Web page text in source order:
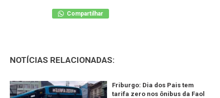
Compartilhar
NOTÍCIAS RELACIONADAS:
Friburgo: Dia dos Pais tem
tarifa zero nos ônibus da Faol